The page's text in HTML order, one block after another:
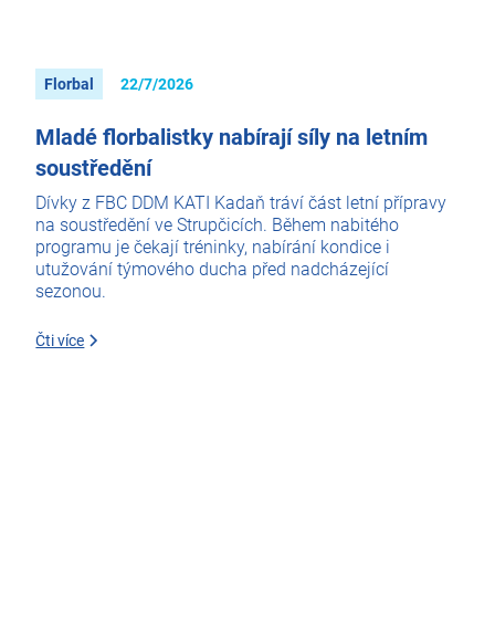
Florbal 22/7/2026
Mladé florbalistky nabírají síly na letním
soustředění
Dívky z FBC DDM KATI Kadaň tráví část letní přípravy
na soustředění ve Strupčicích. Během nabitého
programu je čekají tréninky, nabírání kondice i
utužování týmového ducha před nadcházející
sezonou.
Čti více